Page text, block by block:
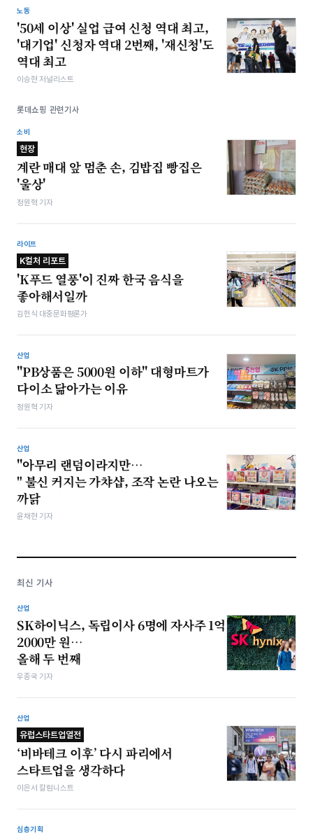
노동
'50세 이상' 실업 급여 신청 역대 최고,
'대기업' 신청자 역대 2번째, '재신청'도
역대 최고
이승현 저널리스트
롯데쇼핑 관련기사
소비
현장
계란 매대 앞 멈춘 손, 김밥집 빵집은
'울상'
정원혁 기자
라이프
K컬처 리포트
'K푸드 열풍'이 진짜 한국 음식을
좋아해서일까
김헌식 대중문화평론가
산업
"PB상품은 5000원 이하" 대형마트가
다이소 닮아가는 이유
정원혁 기자
산업
"아무리 랜덤이라지만…
" 불신 커지는 가챠샵, 조작 논란 나오는
까닭
윤채현 기자
최신 기사
산업
SK하이닉스, 독립이사 6명에 자사주 1억
2000만 원…
올해 두 번째
우종국 기자
산업
유럽스타트업열전
‘비바테크 이후’ 다시 파리에서
스타트업을 생각하다
이은서 칼럼니스트
심층기획